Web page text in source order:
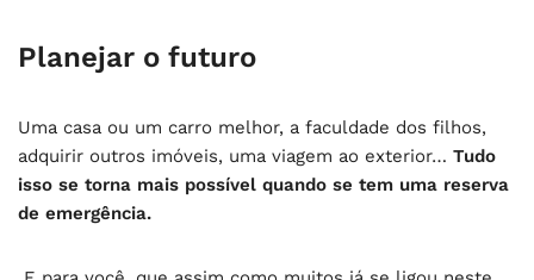
Planejar o futuro
Uma casa ou um carro melhor, a faculdade dos filhos,
adquirir outros imóveis, uma viagem ao exterior… Tudo
isso se torna mais possível quando se tem uma reserva
de emergência.